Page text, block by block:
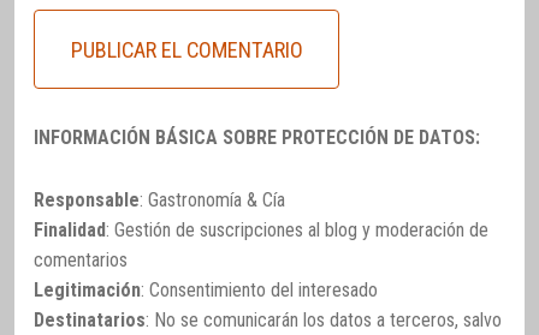
INFORMACIÓN BÁSICA SOBRE PROTECCIÓN DE DATOS:
Responsable: Gastronomía & Cía
Finalidad: Gestión de suscripciones al blog y moderación de
comentarios
Legitimación: Consentimiento del interesado
Destinatarios: No se comunicarán los datos a terceros, salvo